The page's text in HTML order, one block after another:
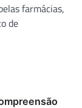
farmácias,
de